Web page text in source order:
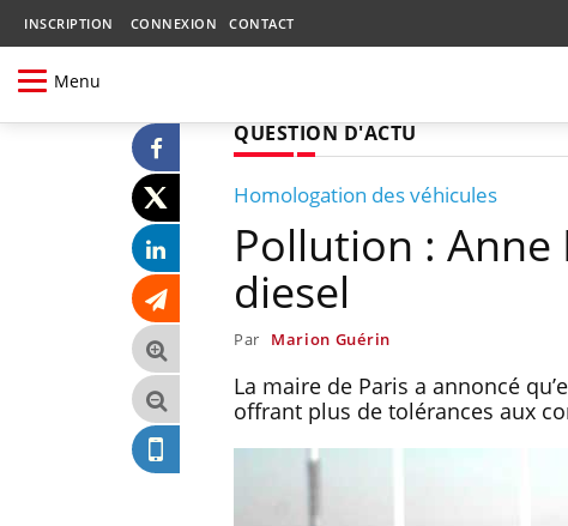
INSCRIPTION CONNEXION CONTACT
Menu
QUESTION D'ACTU
Homologation des véhicules
Pollution :
diesel
Par Marion Guérin
La maire de Paris a annoncé
offrant plus de tolérances aux